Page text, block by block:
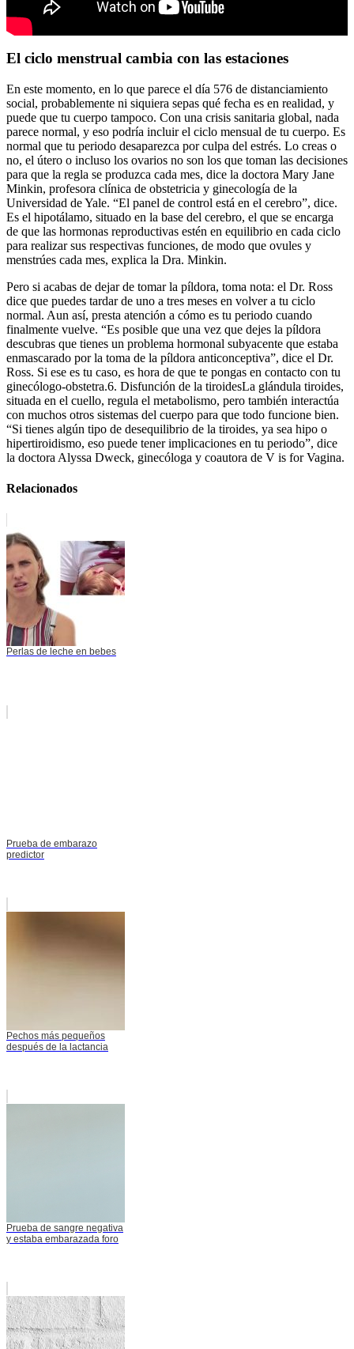
El ciclo menstrual cambia con las estaciones
En este momento, en lo que parece el día 576 de distanciamiento
social, probablemente ni siquiera sepas qué fecha es en realidad, y
puede que tu cuerpo tampoco. Con una crisis sanitaria global, nada
parece normal, y eso podría incluir el ciclo mensual de tu cuerpo. Es
normal que tu periodo desaparezca por culpa del estrés. Lo creas o
no, el útero o incluso los ovarios no son los que toman las decisiones
para que la regla se produzca cada mes, dice la doctora Mary Jane
Minkin, profesora clínica de obstetricia y ginecología de la
Universidad de Yale. “El panel de control está en el cerebro”, dice.
Es el hipotálamo, situado en la base del cerebro, el que se encarga
de que las hormonas reproductivas estén en equilibrio en cada ciclo
para realizar sus respectivas funciones, de modo que ovules y
menstrúes cada mes, explica la Dra. Minkin.
Pero si acabas de dejar de tomar la píldora, toma nota: el Dr. Ross
dice que puedes tardar de uno a tres meses en volver a tu ciclo
normal. Aun así, presta atención a cómo es tu periodo cuando
finalmente vuelve. “Es posible que una vez que dejes la píldora
descubras que tienes un problema hormonal subyacente que estaba
enmascarado por la toma de la píldora anticonceptiva”, dice el Dr.
Ross. Si ese es tu caso, es hora de que te pongas en contacto con tu
ginecólogo-obstetra.6. Disfunción de la tiroidesLa glándula tiroides,
situada en el cuello, regula el metabolismo, pero también interactúa
con muchos otros sistemas del cuerpo para que todo funcione bien.
“Si tienes algún tipo de desequilibrio de la tiroides, ya sea hipo o
hipertiroidismo, eso puede tener implicaciones en tu periodo”, dice
la doctora Alyssa Dweck, ginecóloga y coautora de V is for Vagina.
Relacionados
Perlas de leche en bebes
Prueba de embarazo
predictor
Pechos más pequeños
después de la lactancia
Prueba de sangre negativa
y estaba embarazada foro